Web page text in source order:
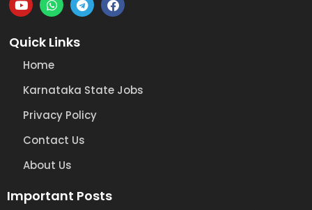
Quick Links
Home
Karnataka State Jobs
Privacy Policy
Contact Us
About Us
Important Posts